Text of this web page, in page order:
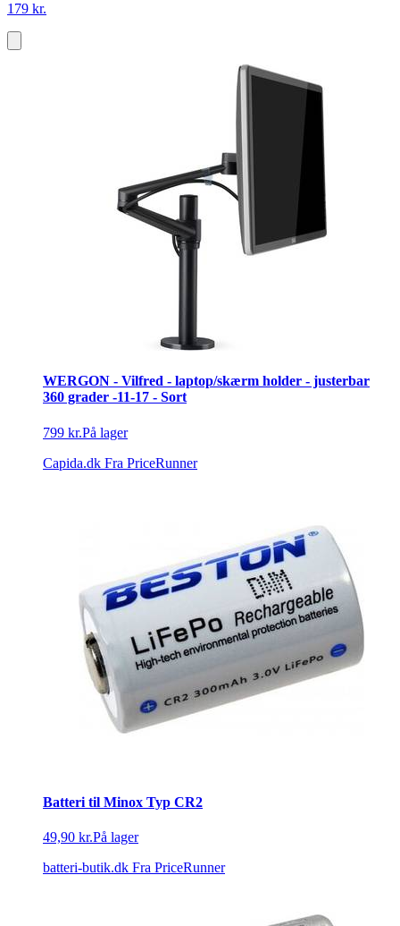
179 kr.
WERGON - Vilfred - laptop/skærm holder - justerbar
360 grader -11-17 - Sort
799 kr.På lager
Capida.dk Fra PriceRunner
Batteri til Minox Typ CR2
49,90 kr.På lager
batteri-butik.dk Fra PriceRunner